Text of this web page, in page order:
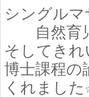
シングル
自然育児
そしてき
博士課程の
くれまし